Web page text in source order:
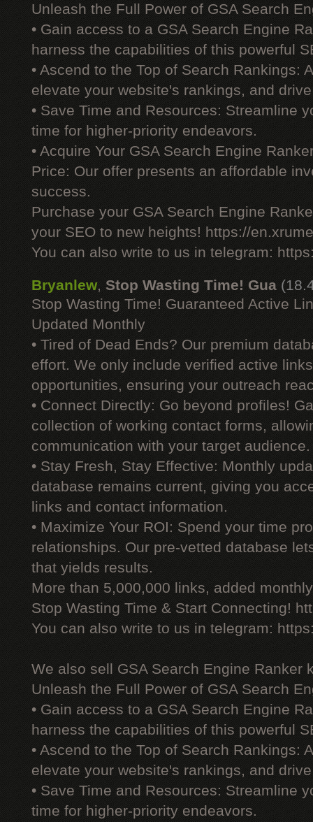
Unleash the Full Power of GSA Search
• Gain access to a GSA Search Engine
harness the capabilities of this powerful
• Ascend to the Top of Search Rankings:
elevate your website's rankings, and
• Save Time and Resources: Streamline
time for higher-priority endeavors.
• Acquire Your GSA Search Engine
Price: Our offer presents an affordable
success.
Purchase your GSA Search Engine
your SEO to new heights! https://
You can also write to us in telegram:
Bryanlew, Stop Wasting Time! Gua
Stop Wasting Time! Guaranteed Active
Updated Monthly
• Tired of Dead Ends? Our premium
effort. We only include verified active
opportunities, ensuring your outreach
• Connect Directly: Go beyond profiles!
collection of working contact forms,
communication with your target audience.
• Stay Fresh, Stay Effective: Monthly
database remains current, giving you
links and contact information.
• Maximize Your ROI: Spend your time
relationships. Our pre-vetted database
that yields results.
More than 5,000,000 links, added
Stop Wasting Time & Start Connecting!
You can also write to us in telegram:
We also sell GSA Search Engine Ranker
Unleash the Full Power of GSA Search
• Gain access to a GSA Search Engine
harness the capabilities of this powerful
• Ascend to the Top of Search Rankings:
elevate your website's rankings, and
• Save Time and Resources: Streamline
time for higher-priority endeavors.